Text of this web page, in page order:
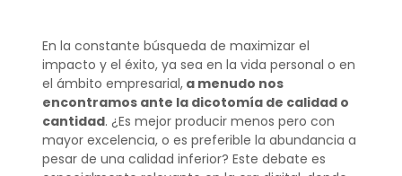
En la constante búsqueda de maximizar el
impacto y el éxito, ya sea en la vida personal o en
el ámbito empresarial,a menudo nos
encontramos ante la dicotomía de calidad o
cantidad. ¿Es mejor producir menos pero con
mayor excelencia, o es preferible la abundancia a
pesar de una calidad inferior? Este debate es